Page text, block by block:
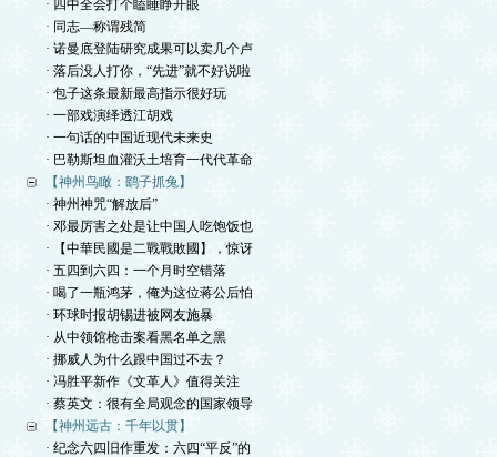
· 四中全会打个瞌睡睁开眼
· 同志—称谓残简
· 诺曼底登陆研究成果可以卖几个卢
· 落后没人打你，“先进”就不好说啦
· 包子这条最新最高指示很好玩
· 一部戏演绎透江胡戏
· 一句话的中国近现代未来史
· 巴勒斯坦血灌沃土培育一代代革命
【神州鸟瞰：鹞子抓兔】
· 神州神咒“解放后”
· 邓最厉害之处是让中国人吃饱饭也
· 【中華民國是二戰戰敗國】，惊讶
· 五四到六四：一个月时空错落
· 喝了一瓶鸿茅，俺为这位蒋公后怕
· 环球时报胡锡进被网友施暴
· 从中领馆枪击案看黑名单之黑
· 挪威人为什么跟中国过不去？
· 冯胜平新作《文革人》值得关注
· 蔡英文：很有全局观念的国家领导
【神州远古：千年以贯】
· 纪念六四旧作重发：六四“平反”的